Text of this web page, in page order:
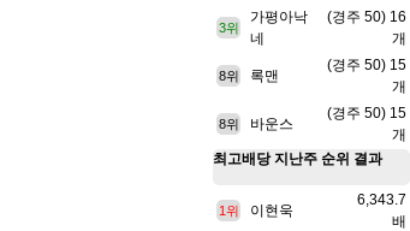
3위
가평아낙
네
(경주 50) 16
개
8위 록맨
(경주 50) 15
개
8위 바운스
(경주 50) 15
개
최고배당지난주 순위 결과
1위 이현욱
6,343.7
배